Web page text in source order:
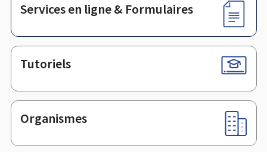
Services en ligne & Formulaires
Tutoriels
Organismes